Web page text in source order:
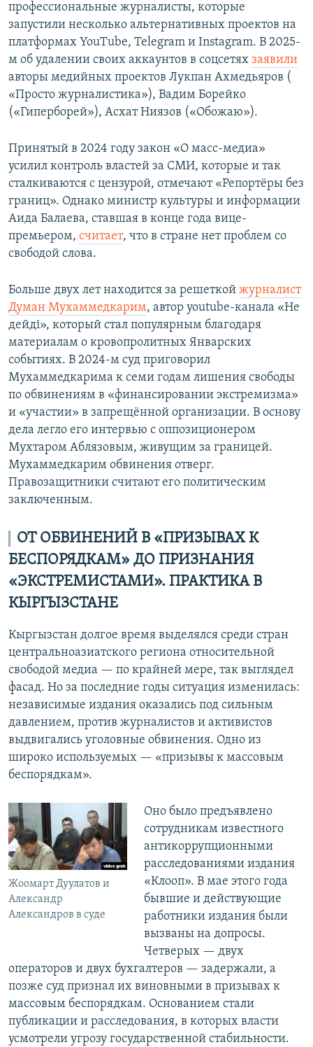
профессиональные журналисты, которые
запустили несколько альтернативных проектов на
платформах YouTube, Telegram и Instagram. В 2025-
м об удалении своих аккаунтов в соцсетях заявили
авторы медийных проектов Лукпан Ахмедьяров (
«Просто журналистика»), Вадим Борейко
(«Гиперборей»), Асхат Ниязов («Обожаю»).
Принятый в 2024 году закон «О масс-медиа»
усилил контроль властей за СМИ, которые и так
сталкиваются с цензурой, отмечают «Репортёры без
границ». Однако министр культуры и информации
Аида Балаева, ставшая в конце года вице-
премьером, считает, что в стране нет проблем со
свободой слова.
Больше двух лет находится за решеткой журналист
Думан Мухаммедкарим, автор youtube-канала «Не
дейді», который стал популярным благодаря
материалам о кровопролитных Январских
событиях. В 2024-м суд приговорил
Мухаммедкарима к семи годам лишения свободы
по обвинениям в «финансировании экстремизма»
и «участии» в запрещённой организации. В основу
дела легло его интервью с оппозиционером
Мухтаром Аблязовым, живущим за границей.
Мухаммедкарим обвинения отверг.
Правозащитники считают его политическим
заключенным.
ОТ ОБВИНЕНИЙ В «ПРИЗЫВАХ К
БЕСПОРЯДКАМ» ДО ПРИЗНАНИЯ
«ЭКСТРЕМИСТАМИ». ПРАКТИКА В
КЫРГЫЗСТАНЕ
Кыргызстан долгое время выделялся среди стран
центральноазиатского региона относительной
свободой медиа — по крайней мере, так выглядел
фасад. Но за последние годы ситуация изменилась:
независимые издания оказались под сильным
давлением, против журналистов и активистов
выдвигались уголовные обвинения. Одно из
широко используемых — «призывы к массовым
беспорядкам».
Жоомарт Дуулатов и
Александр
Александров в суде
Оно было предъявлено
сотрудникам известного
антикоррупционными
расследованиями издания
«Клооп». В мае этого года
бывшие и действующие
работники издания были
вызваны на допросы.
Четверых — двух
операторов и двух бухгалтеров — задержали, а
позже суд признал их виновными в призывах к
массовым беспорядкам. Основанием стали
публикации и расследования, в которых власти
усмотрели угрозу государственной стабильности.